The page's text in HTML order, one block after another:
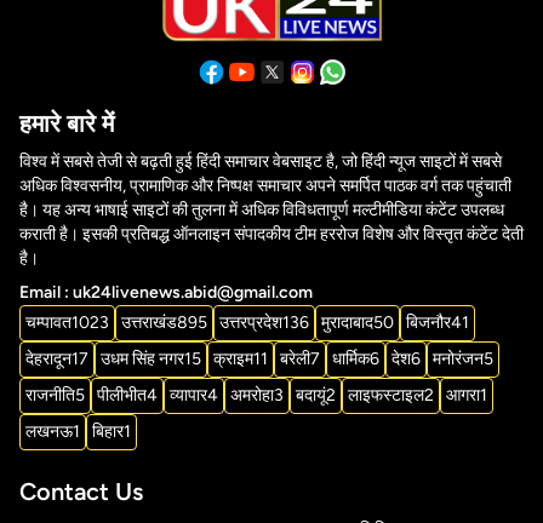
हमारे बारे में
विश्व में सबसे तेजी से बढ़ती हुई हिंदी समाचार वेबसाइट है, जो हिंदी न्यूज साइटों में सबसे
अधिक विश्वसनीय, प्रामाणिक और निष्पक्ष समाचार अपने समर्पित पाठक वर्ग तक पहुंचाती
है। यह अन्य भाषाई साइटों की तुलना में अधिक विविधतापूर्ण मल्टीमीडिया कंटेंट उपलब्ध
कराती है। इसकी प्रतिबद्ध ऑनलाइन संपादकीय टीम हररोज विशेष और विस्तृत कंटेंट देती
है।
Email : uk24livenews.abid@gmail.com
चम्पावत1023 उत्तराखंड895 उत्तरप्रदेश136 मुरादाबाद50 बिजनौर41
देहरादून17 उधम सिंह नगर15 क्राइम11 बरेली7 धार्मिक6 देश6 मनोरंजन5
राजनीति5 पीलीभीत4 व्यापार4 अमरोहा3 बदायूं2 लाइफस्टाइल2 आगरा1
लखनऊ1 बिहार1
Contact Us